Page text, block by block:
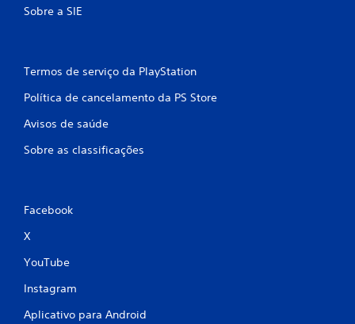
Sobre a SIE
Termos de serviço da PlayStation
Política de cancelamento da PS Store
Avisos de saúde
Sobre as classificações
Facebook
X
YouTube
Instagram
Aplicativo para Android